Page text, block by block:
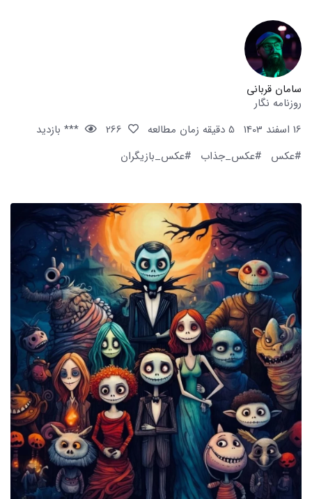
سامان قربانی
روزنامه نگار
16 اسفند 1403
5 دقیقه زمان مطالعه
*** بازدید
#عکس
#عکس_جذاب #عکس_بازیگران